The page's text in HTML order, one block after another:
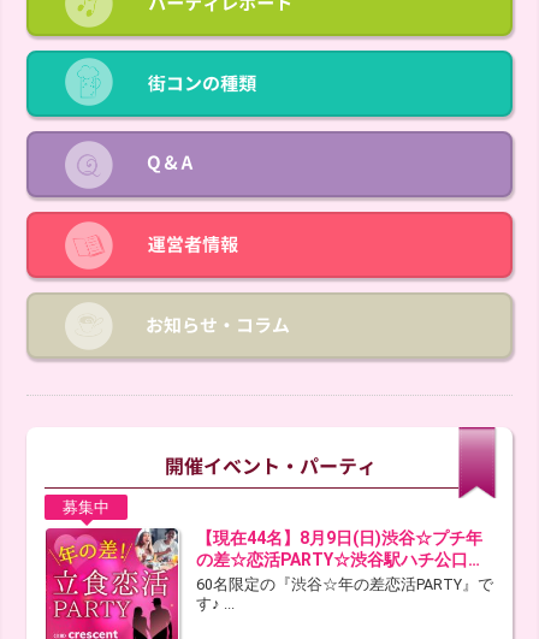
募集中
【現在44名】8月9日(日)渋谷☆プチ年
の差☆恋活PARTY☆渋谷駅ハチ公口…
60名限定の『渋谷☆年の差恋活PARTY』で
す♪ ...